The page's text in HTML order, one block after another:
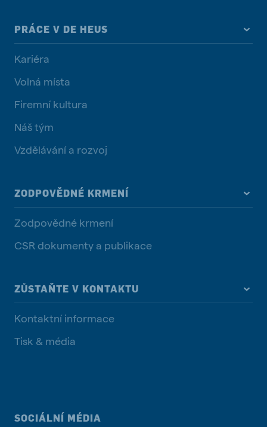
PRÁCE V DE HEUS
Kariéra
Volná místa
Firemní kultura
Náš tým
Vzdělávání a rozvoj
ZODPOVĚDNÉ KRMENÍ
Zodpovědné krmení
CSR dokumenty a publikace
ZŮSTAŇTE V KONTAKTU
Kontaktní informace
Tisk & média
SOCIÁLNÍ MÉDIA